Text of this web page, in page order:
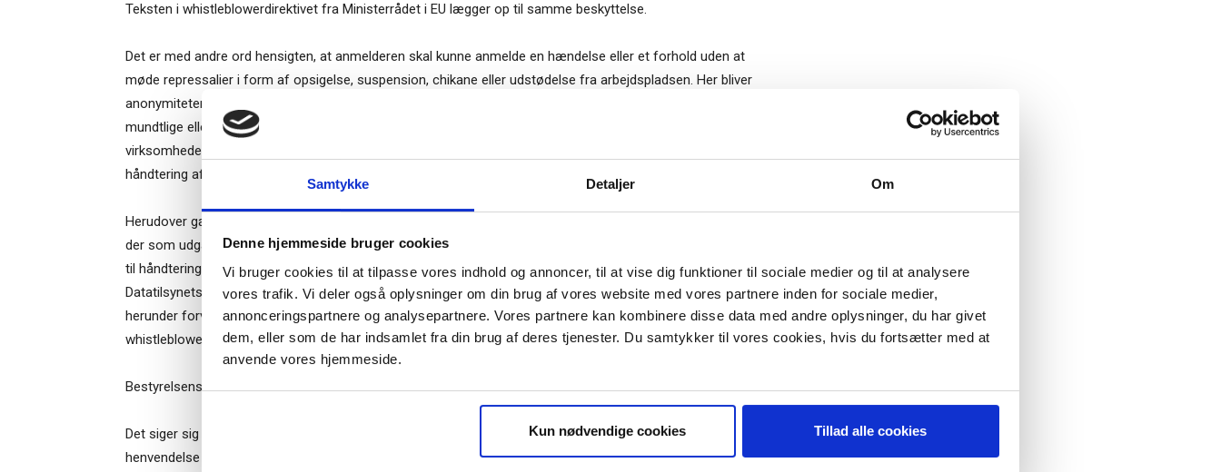
Samtykke Detaljer Om
Denne hjemmeside bruger cookies
Vi bruger cookies til at tilpasse vores indhold og annoncer, til at vise dig funktioner til sociale medier og til at analysere
vores trafik. Vi deler også oplysninger om din brug af vores website med vores partnere inden for sociale medier,
annonceringspartnere og analysepartnere. Vores partnere kan kombinere disse data med andre oplysninger, du har givet
dem, eller som de har indsamlet fra din brug af deres tjenester. Du samtykker til vores cookies, hvis du fortsætter med at
anvende vores hjemmeside.
Kun nødvendige cookies Tillad alle cookies
Teksten i whistleblowerdirektivet fra Ministerrådet i EU lægger op til samme beskyttelse.
Det er med andre ord hensigten, at anmelderen skal kunne anmelde en hændelse eller et forhold uden at
møde repressalier i form af opsigelse, suspension, chikane eller udstødelse fra arbejdspladsen. Her bliver
anonymiteten ofte helt afgørende for en ordnings effektivitet. Ordningen skal sikre, at der kan indgives
mundtlige eller skriftlige anmeldelser eller begge dele. Ordningen skal administreres fast af en afdeling i
virksomheden eller af eksterne ansvarlige, og der er fastsat en række procedurekrav for den interne
håndtering af whistleblowerordningen.
Herudover gælder, at de persondataretlige krav til lovlig behandling af personoplysninger skal opfyldes. Da
der som udgangspunkt er tale om behandling af oplysninger om strafbare forhold, stiller det særlige krav
til håndteringen af oplysningerne og til den information, der skal meddeles til virksomhedens ansatte.
Datatilsynets retningslinjer udstedt under den tidligere persondatalov om whistleblowerordninger må
herunder forventes fortsat at skulle efterleves. I en række tilfælde vil implementeringen af en
whistleblowerordning endvidere kræve varsling efter de overenskomster, der gælder på arbejdsmarkedet.
Bestyrelsens rolle – anmeldelser skal altid tages op til vurdering
Det siger sig selv, at en bestyrelse, der bliver gjort bekendt med et anmeldt forhold, bør tage enhver
henvendelse herom alvorligt – uanset om der består en formel whistleblowerordning, eller om bestyrelsen
– og modtag Ole Borchs bog
“Succes i en dansk bestyrelse”
Når du trykker "modtag bogen" bliver du tilmeldt